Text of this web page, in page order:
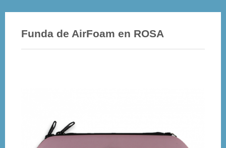
Funda de AirFoam en ROSA